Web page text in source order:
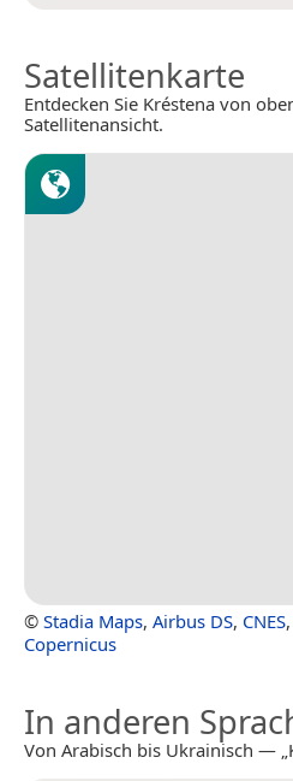
Satellitenkarte
Entdecken Sie Kréstena von
Satellitenansicht.
© Stadia Maps, Airbus DS, CNES,
Copernicus
In anderen
Von Arabisch bis Ukrainisch —